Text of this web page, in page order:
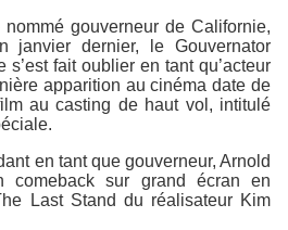
gouverneur de Californie,
janvier dernier, le Gouvernator
fait oublier en tant qu’acteur
apparition au cinéma date de
au casting de haut vol, intitulé
.
en tant que gouverneur, Arnold
sur grand écran en
Last Stand du réalisateur Kim